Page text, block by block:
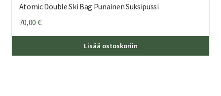
Atomic Double Ski Bag Punainen Suksipussi
70,00 €
Lisää ostoskoriin